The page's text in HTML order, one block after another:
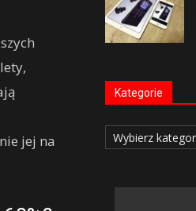
jej na
Kategorie
Kategorie